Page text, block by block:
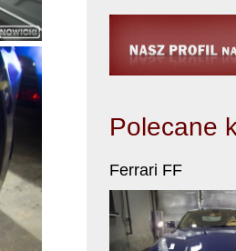
Polecane
Ferrari FF